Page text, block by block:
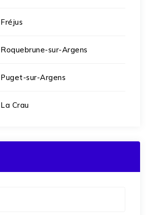
sur-Argens
sur-Argens
Crau